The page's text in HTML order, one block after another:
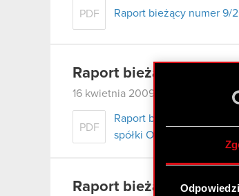
PDF Raport bieżący numer 9/
Raport bieżący nr 8/
16 kwietnia 2009
PDF
Raport bieżący nr 8/2009
spółki OPTIMUS S.A.
Raport bieżący nr 7/